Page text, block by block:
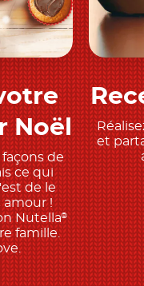
Noël
de
ce qui
de le
amour !
Nutella®
famille.
et